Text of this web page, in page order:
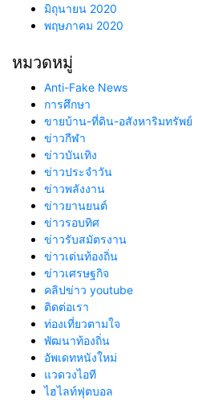
มิถุนายน 2020
พฤษภาคม 2020
หมวดหมู่
Anti-Fake News
การศึกษา
ขายบ้าน-ที่ดิน-อสังหาริมทรัพย์
ข่าวกีฬา
ข่าวบันเทิง
ข่าวประจำวัน
ข่าวพลังงาน
ข่าวยานยนต์
ข่าวรอบทิศ
ข่าวรับสมัตรงาน
ข่าวเด่นท้องถิ่น
ข่าวเศรษฐกิจ
คลิปข่าว youtube
ติดต่อเรา
ท่องเที่ยวตามใจ
พัฒนาท้องถิ่น
อัพเดทหนังใหม่
แวดวงไอที
ไฮไลท์ฟุตบอล